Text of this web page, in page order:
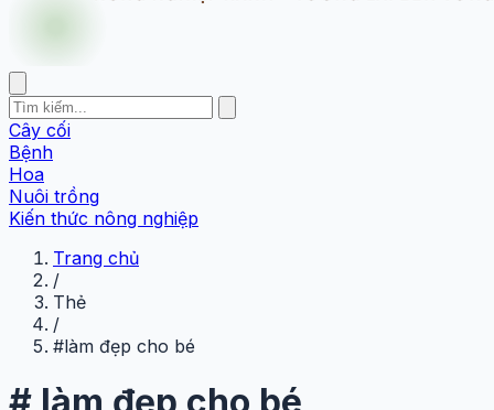
Cây cối
Bệnh
Hoa
Nuôi trồng
Kiến thức nông nghiệp
Trang chủ
/
Thẻ
/
#làm đẹp cho bé